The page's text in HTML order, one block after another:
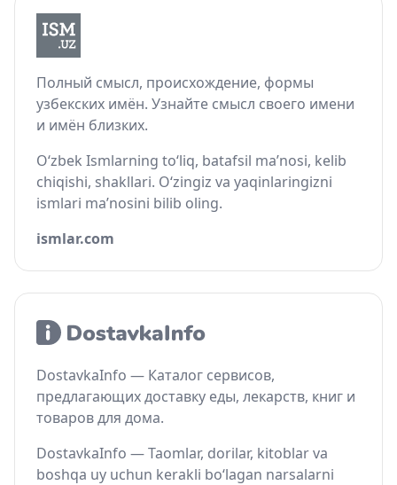
Полный смысл, происхождение, формы
узбекских имён. Узнайте смысл своего имени
и имён близких.
O‘zbek Ismlarning to‘liq, batafsil ma’nosi, kelib
chiqishi, shakllari. O‘zingiz va yaqinlaringizni
ismlari ma’nosini bilib oling.
ismlar.com
DostavkaInfo — Каталог сервисов,
предлагающих доставку еды, лекарств, книг и
товаров для дома.
DostavkaInfo — Taomlar, dorilar, kitoblar va
boshqa uy uchun kerakli bo‘lagan narsalarni